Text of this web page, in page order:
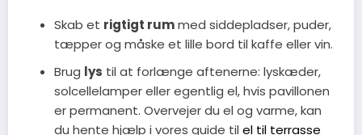
Skab et rigtigt rummed siddepladser, puder,
tæpper og måske et lille bord til kaffe eller vin.
Brug lys til at forlænge aftenerne: lyskæder,
solcellelamper eller egentlig el, hvis pavillonen
er permanent. Overvejer du el og varme, kan
du hente hjælp i vores guide til el til terrasse